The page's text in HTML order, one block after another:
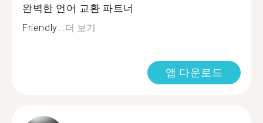
완벽한 언어 교환 파트너
Friendly...더 보기
앱 다운로드